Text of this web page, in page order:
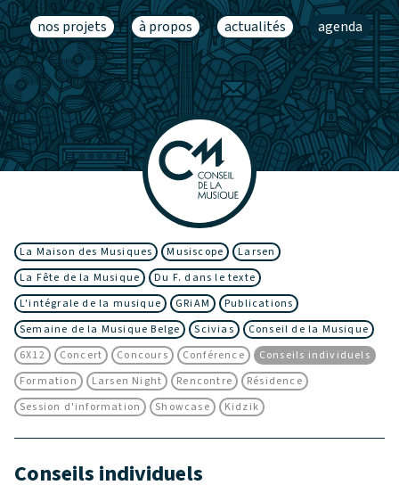
nos projets à propos actualités agenda
La Maison des Musiques Musiscope
Larsen
La Fête de la Musique
Du F. dans le texte
L'intégrale de la musique
GRiAM
Publications
Semaine de la Musique Belge
Scivias
Conseil de la Musique
6X12
Concert Concours Conférence
Conseils individuels
Formation
Larsen Night Rencontre
Résidence
Session d'information
Showcase Kidzik
Conseils individuels